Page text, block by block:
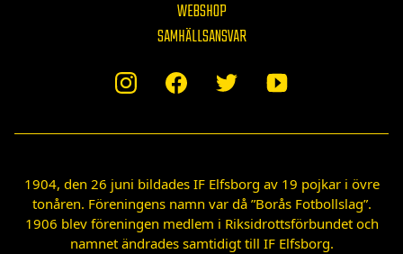
WEBSHOP
SAMHÄLLSANSVAR
1904, den 26 juni bildades IF Elfsborg av 19 pojkar i övre
tonåren. Föreningens namn var då ”Borås Fotbollslag”.
1906 blev föreningen medlem i Riksidrottsförbundet och
namnet ändrades samtidigt till IF Elfsborg.